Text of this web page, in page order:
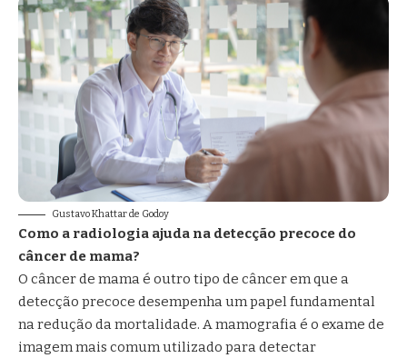
Gustavo Khattar de Godoy
Como a radiologia ajuda na detecção precoce do
câncer de mama?
O câncer de mama é outro tipo de câncer em que a
detecção precoce desempenha um papel fundamental
na redução da mortalidade. A mamografia é o exame de
imagem mais comum utilizado para detectar